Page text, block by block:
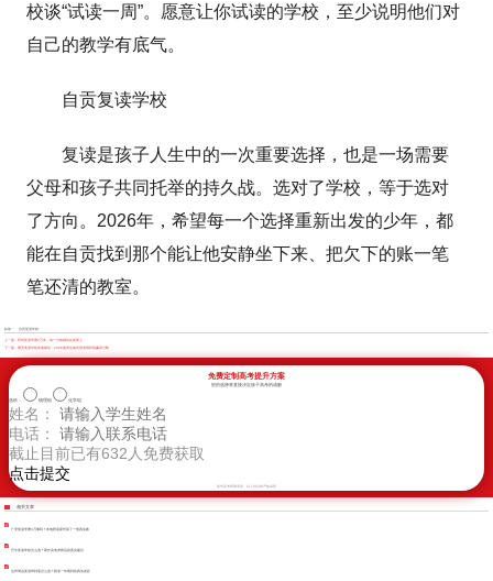
校谈“试读一周”。愿意让你试读的学校，至少说明他们对
自己的教学有底气。
自贡复读学校
复读是孩子人生中的一次重要选择，也是一场需要
父母和孩子共同托举的持久战。选对了学校，等于选对
了方向。2026年，希望每一个选择重新出发的少年，都
能在自贡找到那个能让他安静坐下来、把欠下的账一笔
笔还清的教室。
标签： 自贡复读学校
上一篇：阿坝复读学费3万多，每一分钱都花在卷面上
下一篇：雅安复读学校实地探访：2026届考生如何用考场时间赢回分数
免费定制高考提升方案
您的选择将直接决定孩子高考的成败
选科： 物理组 化学组
姓名：
电话：
截止目前已有632人免费获取
新学高考郑重承诺，以上信息将严格保密
相关文章
广安复读学费3万够吗？本地陪读家长算了一笔真实账
巴中复读学校怎么选？家长实地考察后的真实建议
达州周边复读班到底怎么选？陪读一年看到的真实差距